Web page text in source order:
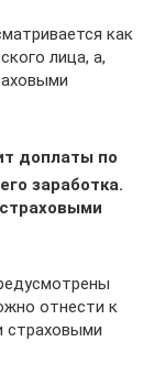
как
лица, а,
доплаты по
заработка.
отнести к
страховыми